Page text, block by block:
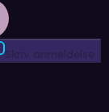
Skriv anmeldelse